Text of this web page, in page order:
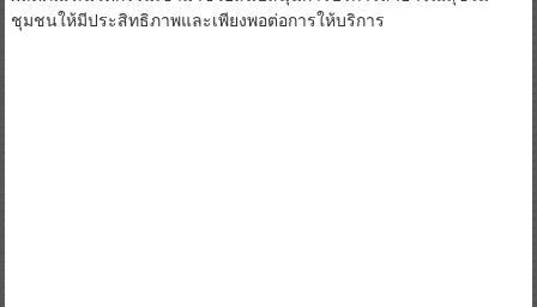
ชุมชนให้มีประสิทธิภาพและเพียงพอต่อการให้บริการ